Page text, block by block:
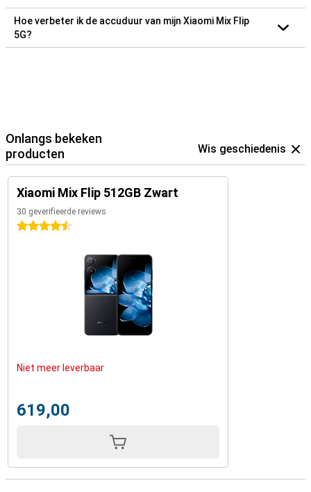
Hoe verbeter ik de accuduur van mijn Xiaomi Mix Flip
5G?
Onlangs bekeken
producten
Wis geschiedenis
Xiaomi Mix Flip 512GB Zwart
30 geverifieerde reviews
4.5 sterren
Niet meer leverbaar
619,00